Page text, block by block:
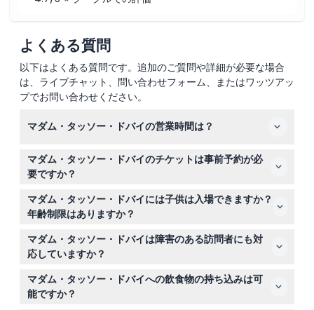
よくある質問
以下はよくある質問です。追加のご質問や詳細が必要な場合
は、ライブチャット、問い合わせフォーム、またはワッツアッ
プでお問い合わせください。
マダム・タッソー・ドバイの営業時間は？
マダム・タッソー・ドバイは毎日午前11時30分から午後8
時30分まで営業しています（変更される場合があります
ので、ご予約時にご確認ください）。
マダム・タッソー・ドバイのチケットは事前予約が必
要ですか？
スムーズな入場と希望の日付・時間を確保するために、こ
ちらからオンラインでのチケット予約をおすすめします。
チケットは入り口でも購入可能ですが、オンライン予約時
に空き状況を確認できます。
マダム・タッソー・ドバイには子供は入場できますか？
年齢制限はありますか？
年齢に関わらず子供は歓迎されており、3歳未満の子供は
有料の大人同伴で無料入場が可能です。家族全員で楽しめ
る体験です！
マダム・タッソー・ドバイは障害のある訪問者にも対
応していますか？
はい、施設は車椅子でのアクセスが可能です。障害者手帳
を提示することで障害のあるゲストは無料で入場でき、介
護者は施設でチケットを購入できます。
マダム・タッソー・ドバイへの飲食物の持ち込みは可
能ですか？